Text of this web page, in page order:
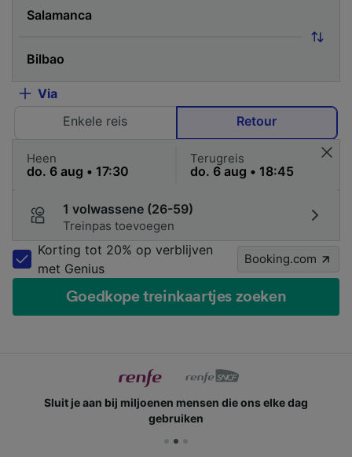
Via
Enkele reis
Retour
Heen Terugreis
1 volwassene (26-59)
Treinpas toevoegen
Korting tot 20% op verblijven
met Genius
Booking.com
Goedkope treinkaartjes zoeken
Sluit je aan bij miljoenen mensen die ons elke dag
gebruiken